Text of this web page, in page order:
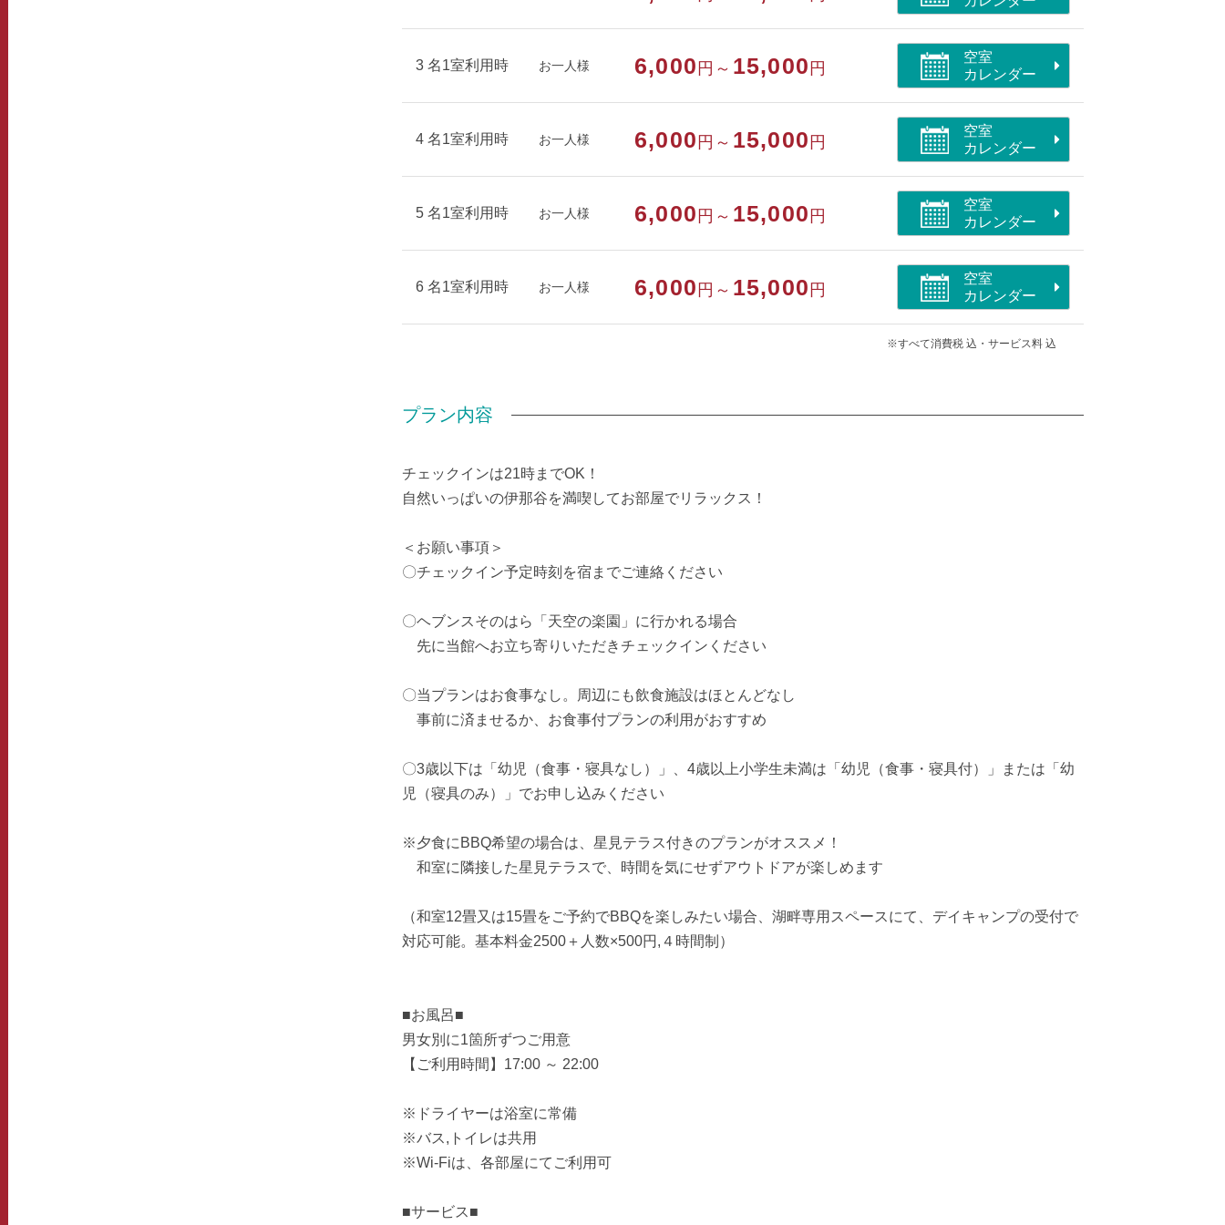
3 名1室利用時 お一人様 6,000 円～ 15,000 円
空室
カレンダー
4 名1室利用時 お一人様 6,000 円～ 15,000 円
空室
カレンダー
5 名1室利用時 お一人様 6,000 円～ 15,000 円
空室
カレンダー
6 名1室利用時 お一人様 6,000 円～ 15,000 円
空室
カレンダー
※すべて消費税 込・サービス料 込
プラン内容
チェックインは21時までOK！
自然いっぱいの伊那谷を満喫してお部屋でリラックス！
＜お願い事項＞
〇チェックイン予定時刻を宿までご連絡ください
〇ヘブンスそのはら「天空の楽園」に行かれる場合
先に当館へお立ち寄りいただきチェックインください
〇当プランはお食事なし。周辺にも飲食施設はほとんどなし
事前に済ませるか、お食事付プランの利用がおすすめ
〇3歳以下は「幼児（食事・寝具なし）」、4歳以上小学生未満は「幼児（食事・寝具付）」または「幼
児（寝具のみ）」でお申し込みください
※夕食にBBQ希望の場合は、星見テラス付きのプランがオススメ！
和室に隣接した星見テラスで、時間を気にせずアウトドアが楽しめます
（和室12畳又は15畳をご予約でBBQを楽しみたい場合、湖畔専用スペースにて、デイキャンプの受付で
対応可能。基本料金2500＋人数×500円,４時間制）
■お風呂■
男女別に1箇所ずつご用意
【ご利用時間】17:00 ～ 22:00
※ドライヤーは浴室に常備
※バス,トイレは共用
※Wi-Fiは、各部屋にてご利用可
■サービス■